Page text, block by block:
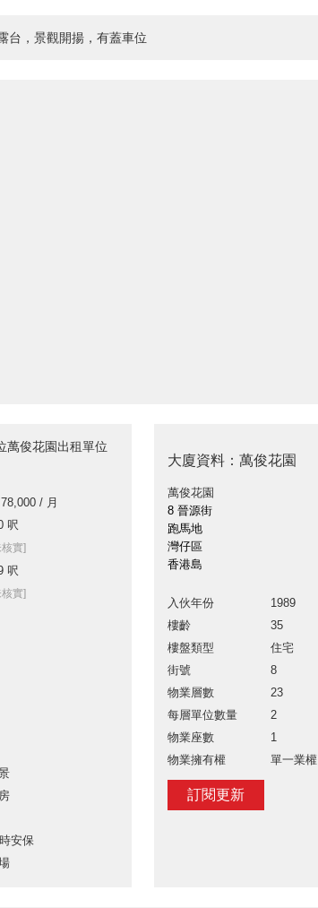
台，景觀開揚，有蓋車位
萬俊花園出租單位
/ 月
呎
核實]
呎
核實]
安保
大廈資料：萬俊花園
萬俊花園
8 晉源街
跑馬地
灣仔區
香港島
入伙年份
1989
樓齡
35
樓盤類型
住宅
街號
8
物業層數
23
每層單位數量
2
物業座數
1
物業擁有權
單一業權
訂閱更新